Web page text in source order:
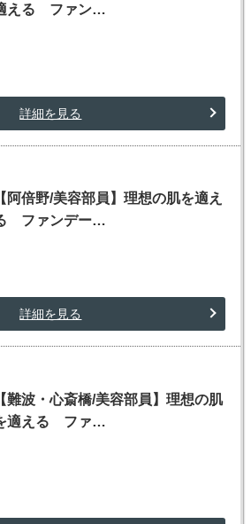
える ファン…
詳細を見る
【阿倍野/美容部員】理想の肌を適え
ファンデー…
詳細を見る
【難波・心斎橋/美容部員】理想の肌
適える ファ…